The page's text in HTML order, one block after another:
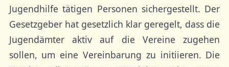
Jugendhilfe tätigen Personen sichergestellt. Der
Gesetzgeber hat gesetzlich klar geregelt, dass die
Jugendämter aktiv auf die Vereine zugehen
sollen, um eine Vereinbarung zu initiieren. Die